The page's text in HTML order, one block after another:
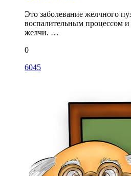
Это заболевание желчного
воспалительным процессом
желчи. …
0
6045